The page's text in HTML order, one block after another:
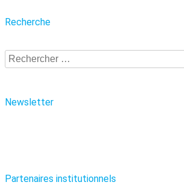
Recherche
Recherche
Newsletter
Partenaires institutionnels